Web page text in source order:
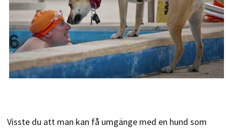
Visste du att man kan få umgänge med en hund som